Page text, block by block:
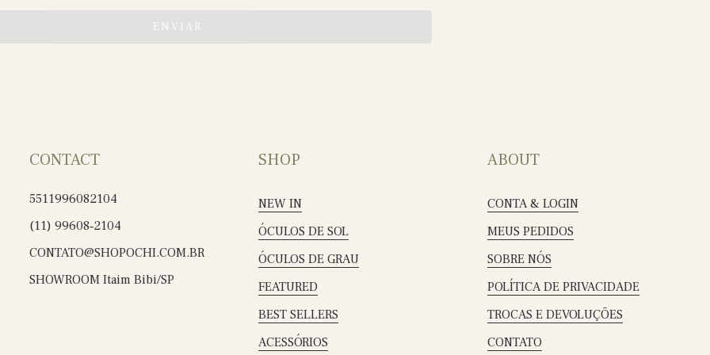
ENVIAR
SHOP
NEW IN
ÓCULOS DE SOL
ÓCULOS DE GRAU
FEATURED
BEST SELLERS
ACESSÓRIOS
ABOUT
CONTA & LOGIN
MEUS PEDIDOS
SOBRE NÓS
POLÍTICA DE PRIVACIDADE
TROCAS E DEVOLUÇÕES
CONTATO
CONTACT
5511996082104
(11) 99608‑2104
CONTATO@SHOPOCHI.COM.BR
SHOWROOM Itaim Bibi/SP